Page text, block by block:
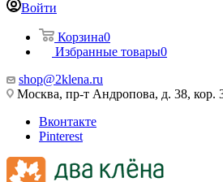
Войти
Корзина0
Избранные товары0
shop@2klena.ru
Москва, пр-т Андропова, д. 38, кор.
Вконтакте
Pinterest